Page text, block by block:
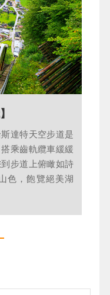
達特天空步道是
乘齒軌纜車緩緩
步道上俯瞰如詩
色，飽覽絕美湖
特】
卑斯山峰覆蓋閃
泊交織成如畫風
的哈爾斯塔特，
倒映湖面、教堂
起快門按下在湖